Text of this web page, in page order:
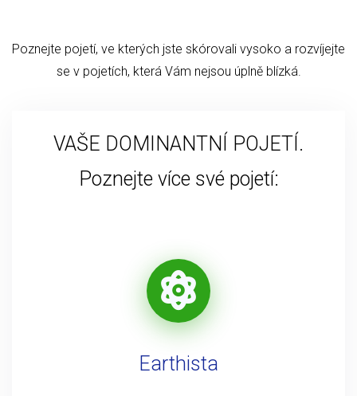
Poznejte pojetí, ve kterých jste skórovali vysoko a rozvíjejte
se v pojetích, která Vám nejsou úplně blízká.
VAŠE DOMINANTNÍ POJETÍ.
Poznejte více své pojetí:
Earthista